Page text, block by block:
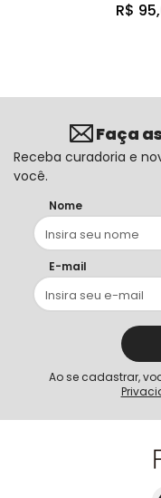
R$ 95,
Faça
Receba curadoria e
você.
Nome
E-mail
Ao se cadastrar,